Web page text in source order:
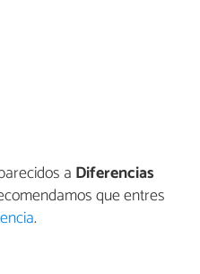
a Diferencias
que entres
.